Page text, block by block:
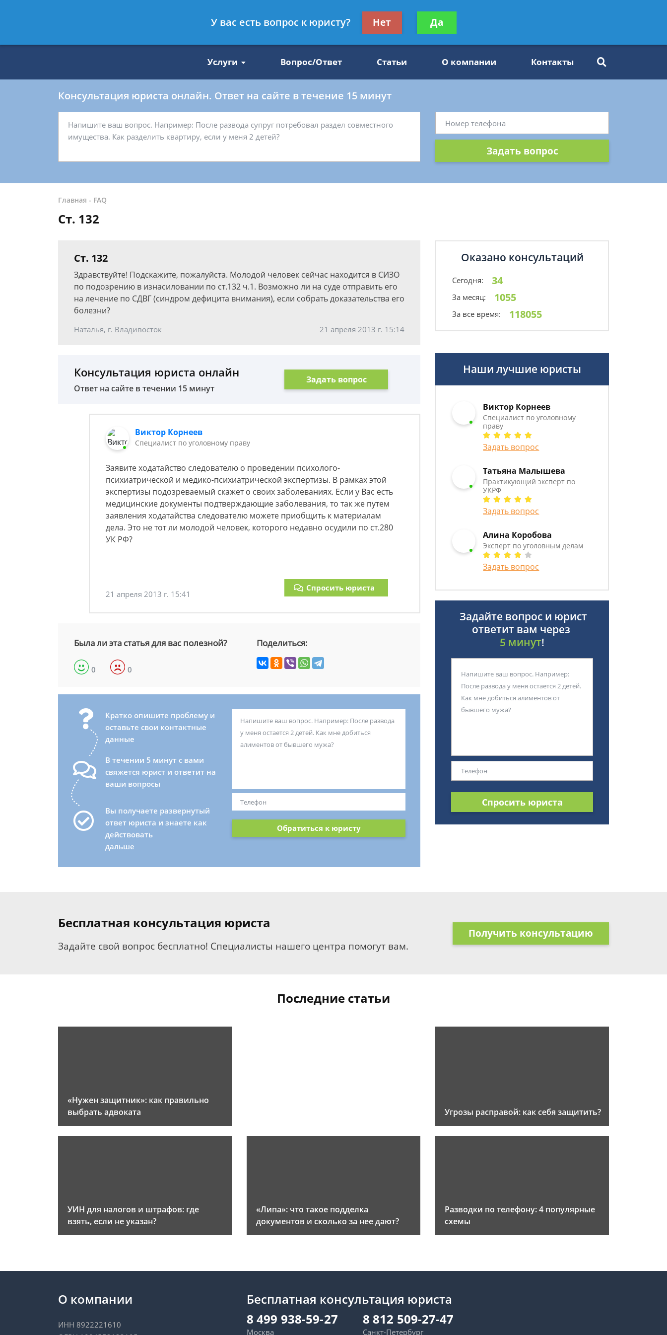
8 812 509-27-47
Получите консультацию
бесплатно
Услуги Вопрос/Ответ Статьи О компании Контакты
Консультация юриста онлайн. Ответ на сайте в течение 15 минут
Задать вопрос
Главная - FAQ
Ст. 132
Ст. 132
Здравствуйте! Подскажите, пожалуйста. Молодой человек сейчас находится в СИЗО
по подозрению в изнасиловании по ст.132 ч.1. Возможно ли на суде отправить его
на лечение по СДВГ (синдром дефицита внимания), если собрать доказательства его
болезни?
Наталья, г. Владивосток 21 апреля 2013 г. 15:14
Консультация юриста онлайн
Ответ на сайте в течении 15 минут
Задать вопрос
Виктор Корнеев
Cпециалист по уголовному праву
Заявите ходатайство следователю о проведении психолого-
психиатрической и медико-психиатрической экспертизы. В рамках этой
экспертизы подозреваемый скажет о своих заболеваниях. Если у Вас есть
медицинские документы подтверждающие заболевания, то так же путем
заявления ходатайства следователю можете приобщить к материалам
дела. Это не тот ли молодой человек, которого недавно осудили по ст.280
УК РФ?
21 апреля 2013 г. 15:41
Спросить юриста
Была ли эта статья для вас полезной?
0 0
Поделиться:
Кратко опишите проблему и
оставьте свои контактные
данные
В течении 5 минут с вами
свяжется юрист и ответит на
ваши вопросы
Вы получаете развернутый
ответ юриста и знаете как
действовать
дальше
Обратиться к юристу
Оказано консультаций
Сегодня: 34
За месяц: 1055
За все время: 118055
Наши лучшие юристы
Виктор Корнеев
Cпециалист по уголовному
праву
Задать вопрос
Татьяна Малышева
Практикующий эксперт по
УКРФ
Задать вопрос
Алина Коробова
Эксперт по уголовным делам
Задать вопрос
Задайте вопрос и юрист
ответит вам через
5 минут!
Спросить юриста
Бесплатная консультация юриста
Задайте свой вопрос бесплатно! Специалисты нашего центра помогут вам.
Получить консультацию
Последние статьи
«Нужен защитник»: как правильно
выбрать адвоката
Угрозы расправой: как себя защитить?
УИН для налогов и штрафов: где
взять, если не указан?
«Липа»: что такое подделка
документов и сколько за нее дают?
Разводки по телефону: 4 популярные
схемы
О компании
ИНН 8922221610
Бесплатная консультация юриста
8 499 938-59-27
Москва
8 812 509-27-47
Санкт-Петербург
У вас есть вопрос к юристу? Нет Да